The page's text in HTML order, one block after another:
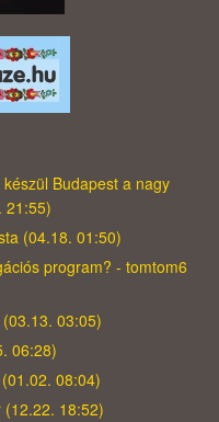
Budapest a nagy
21:55)
(04.18. 01:50)
program? - tomtom6
03:05)
06:28)
08:04)
(12.22. 18:52)